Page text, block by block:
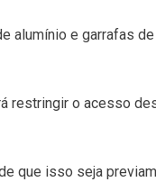
alumínio e garrafas
restringir o acesso
que isso seja